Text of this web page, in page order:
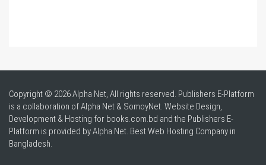
Copyright © 2026 Alpha Net, All rights reserved. Publishers E-Platform
is a collaboration of Alpha Net & SomoyNet. Website Design,
Development & Hosting for books.com.bd and the Publishers E-
Platform is provided by Alpha Net. BestWeb Hosting Company in
Bangladesh.